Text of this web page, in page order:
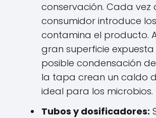
conservación. Cada vez
consumidor introduce
contamina el producto.
gran superficie
posible condensación
la tapa crean un caldo
ideal para los microbios.
Tubos y dosificadores: